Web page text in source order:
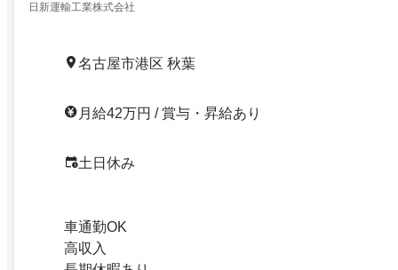
日新運輸工業株式会社
名古屋市港区 秋葉
月給42万円 / 賞与・昇給あり
土日休み
車通勤OK
高収入